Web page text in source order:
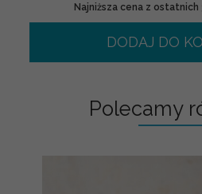
Najniższa cena z ostatnich
DODAJ DO
Polecamy